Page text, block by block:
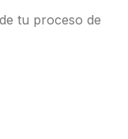
tu proceso de